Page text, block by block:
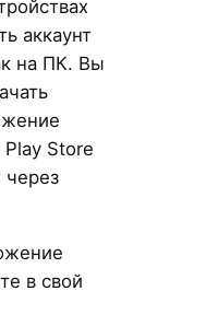
аккаунт
на ПК. Вы
Store
через
в свой